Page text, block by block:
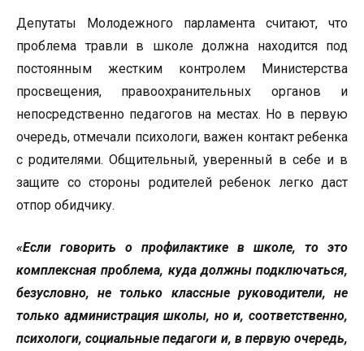
Депутаты Молодежного парламента считают, что
проблема травли в школе должна находится под
постоянным жестким контролем Министерства
просвещения, правоохранительных органов и
непосредственно педагогов на местах. Но в первую
очередь, отмечали психологи, важен контакт ребенка
с родителями. Общительный, уверенный в себе и в
защите со стороны родителей ребенок легко даст
отпор обидчику.
«Если говорить о профилактике в школе, то это
комплексная проблема, куда должны подключаться,
безусловно, не только классные руководители, не
только администрация школы, но и, соответственно,
психологи, социальные педагоги и, в первую очередь,